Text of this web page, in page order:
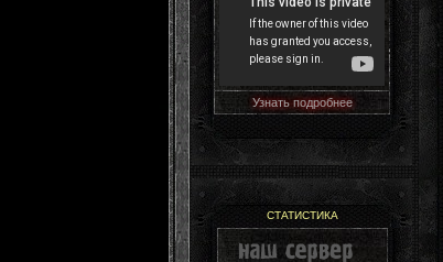
Узнать подробнее
СТАТИСТИКА